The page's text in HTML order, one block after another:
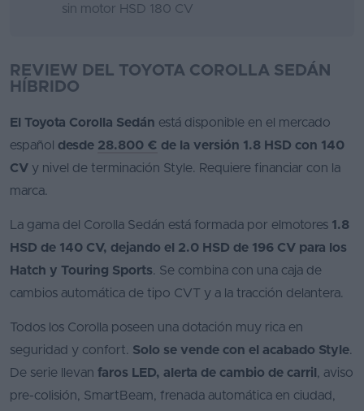
sin motor HSD 180 CV
REVIEW DEL TOYOTA COROLLA SEDÁN
HÍBRIDO
El Toyota Corolla Sedán está disponible en el mercado
español desde 28.800 € de la versión 1.8 HSD con 140
CV y nivel de terminación Style. Requiere financiar con la
marca.
La gama del Corolla Sedán está formada por elmotores 1.8
HSD de 140 CV, dejando el 2.0 HSD de 196 CV para los
Hatch y Touring Sports. Se combina con una caja de
cambios automática de tipo CVT y a la tracción delantera.
Todos los Corolla poseen una dotación muy rica en
seguridad y confort. Solo se vende con el acabado Style.
De serie llevan faros LED, alerta de cambio de carril , aviso
pre-colisión, SmartBeam, frenada automática en ciudad,